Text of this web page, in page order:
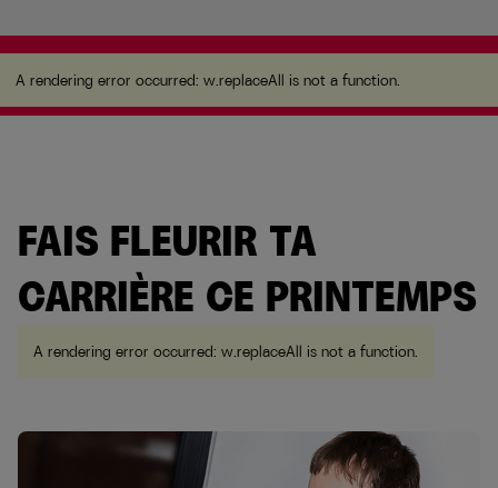
A rendering error occurred:w.replaceAll is not a
function.
A rendering error occurred: w.replaceAll is not a function.
FAIS FLEURIR TA
CARRIÈRE CE PRINTEMPS
A rendering error occurred: w.replaceAll is not a function.